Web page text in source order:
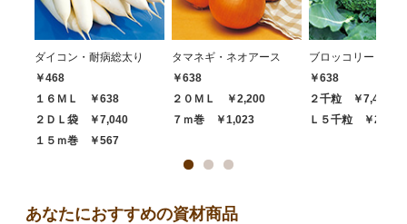
ダイコン・耐病総太り
￥468
１６ＭＬ ￥638
２ＤＬ袋 ￥7,040
１５ｍ巻 ￥567
タマネギ・ネオアース
￥638
２０ＭＬ ￥2,200
７ｍ巻 ￥1,023
ブロッコリー・ハ
￥638
２千粒 ￥7,480
Ｌ５千粒 ￥
あなたにおすすめの資材商品